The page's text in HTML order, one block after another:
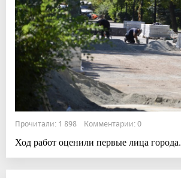
Прочитали: 1 898 Комментарии: 0
Ход работ оценили первые лица города.